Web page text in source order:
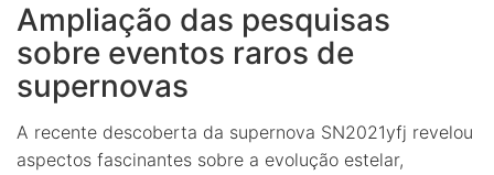
Ampliação das pesquisas
sobre eventos raros de
supernovas
A recente descoberta da supernova SN2021yfj revelou
aspectos fascinantes sobre a evolução estelar,